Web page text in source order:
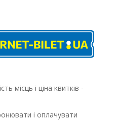
місць і ціна квитків -
і оплачувати